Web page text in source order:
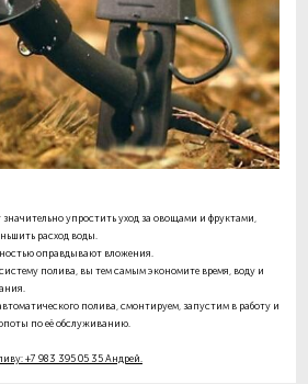
значительно упростить уход за овощами и фруктами,
расход воды.
оправдывают вложения.
полива, вы тем самым экономите время, воду и
полива, смонтируем, запустим в работу и
по её обслуживанию.
+7 983 395 05 35 Андрей.